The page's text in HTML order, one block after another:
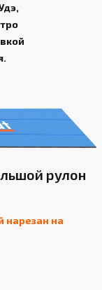
рулон
нарезан на